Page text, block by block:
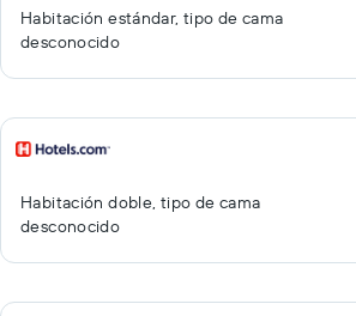
Habitación estándar, tipo de cama
desconocido
Habitación doble, tipo de cama
desconocido